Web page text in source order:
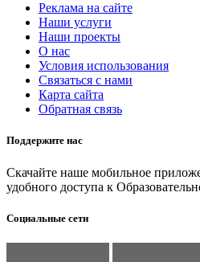
Реклама на сайте
Наши услуги
Наши проекты
О нас
Условия использования
Связаться с нами
Карта сайта
Обратная связь
Поддержите нас
Скачайте наше мобильное
удобного доступа к
Социальные сети